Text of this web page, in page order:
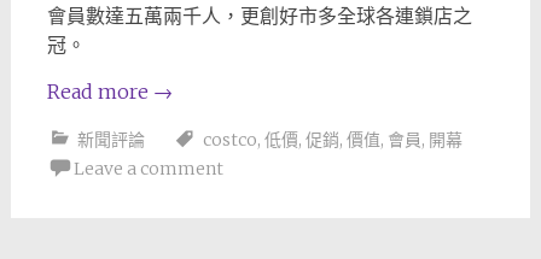
會員數達五萬兩千人，更創好市多全球各連鎖店之
冠。
Read more →
新聞評論 costco, 低價, 促銷, 價值, 會員, 開幕
Leave a comment